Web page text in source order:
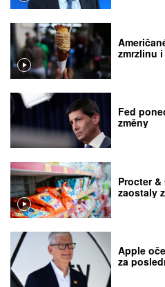
zmrzlinu
Fed
změny
Procter &
zaostaly
Apple
za